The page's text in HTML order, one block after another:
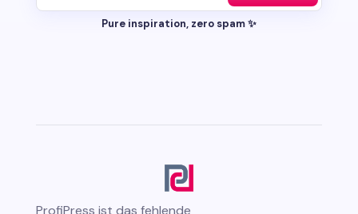
Pure inspiration, zero spam ✨
ProfiPress ist das fehlende